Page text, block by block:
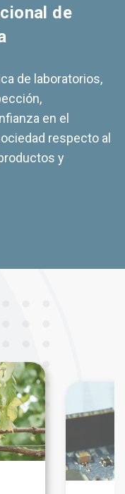
de
de laboratorios,
en el
respecto al
y